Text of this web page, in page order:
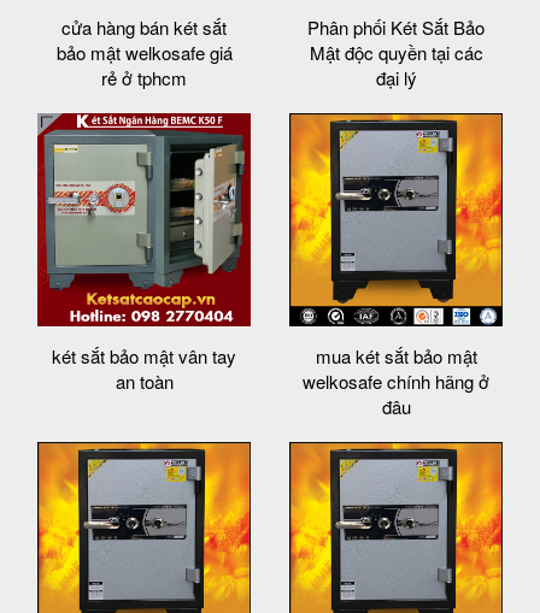
cửa hàng bán két sắt
bảo mật welkosafe giá
rẻ ở tphcm
Phân phối Két Sắt Bảo
Mật độc quyền tại các
đại lý
két sắt bảo mật vân tay
an toàn
mua két sắt bảo mật
welkosafe chính hãng ở
đâu